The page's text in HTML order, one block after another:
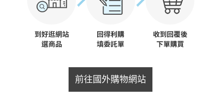
前往國外購物網站